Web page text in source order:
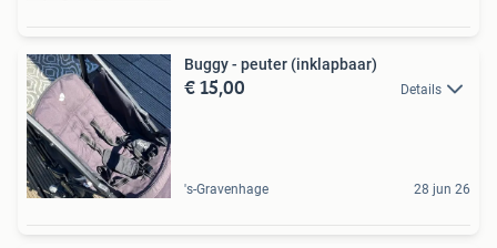
Buggy - peuter (inklapbaar)
€ 15,00 Details
's-Gravenhage 28 jun 26